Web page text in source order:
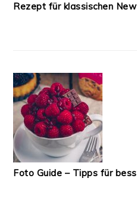
Rezept für klassischen
Foto Guide – Tipps für